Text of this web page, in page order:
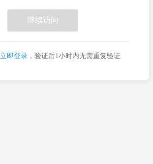
继续访问
立即登录，验证后1小时内无需重复验证